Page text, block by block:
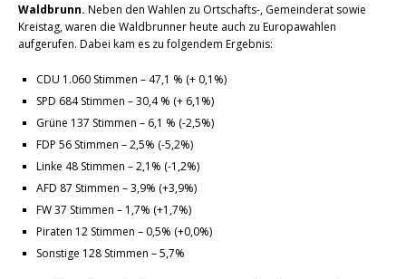
Waldbrunn. Neben den Wahlen zu Ortschafts-, Gemeinderat sowie
Kreistag, waren die Waldbrunner heute auch zu Europawahlen
aufgerufen. Dabei kam es zu folgendem Ergebnis:
CDU 1.060 Stimmen – 47,1 % (+ 0,1%)
SPD 684 Stimmen – 30,4 % (+ 6,1%)
Grüne 137 Stimmen – 6,1 % (-2,5%)
FDP 56 Stimmen – 2,5% (-5,2%)
Linke 48 Stimmen – 2,1% (-1,2%)
AFD 87 Stimmen – 3,9% (+3,9%)
FW 37 Stimmen – 1,7% (+1,7%)
Piraten 12 Stimmen – 0,5% (+0,0%)
Sonstige 128 Stimmen – 5,7%